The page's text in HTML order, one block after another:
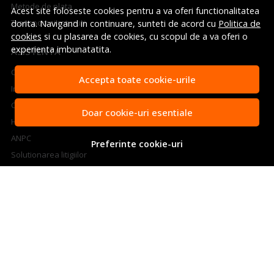
Acest site foloseste cookies pentru a va oferi functionalitatea
dorita. Navigand in continuare, sunteti de acord cu Politica de
cookies si cu plasarea de cookies, cu scopul de a va oferi o
experienta imbunatatita.
Accepta toate cookie-urile
Doar cookie-uri esentiale
Preferinte cookie-uri
Metode de plata
Transport si retururi
ASISTENTA
Contacteaza-ne
Intrebari frecvente
Cum sa aleg generatorul potrivit
Harta site
ANPC
Solutionarea litigiilor